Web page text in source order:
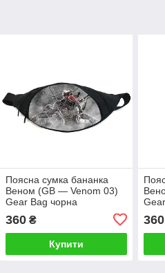
Поясна сумка бананка
Веном (GB — Venom 03)
Gear Bag чорна
360₴
Купити
360